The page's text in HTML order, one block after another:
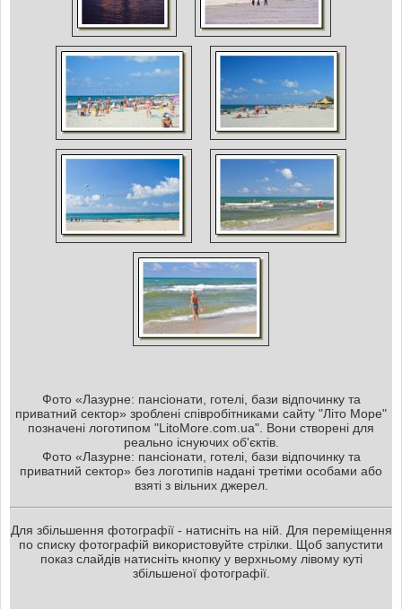
Фото «Лазурне: пансіонати, готелі, бази відпочинку та
приватний сектор» зроблені співробітниками сайту "Літо Море"
позначені логотипом "LitoMore.com.ua". Вони створені для
реально існуючих об'єктів.
Фото «Лазурне: пансіонати, готелі, бази відпочинку та
приватний сектор» без логотипів надані третіми особами або
взяті з вільних джерел.
Для збільшення фотографії - натисніть на ній. Для переміщення
по списку фотографій використовуйте стрілки. Щоб запустити
показ слайдів натисніть кнопку у верхньому лівому куті
збільшеної фотографії.